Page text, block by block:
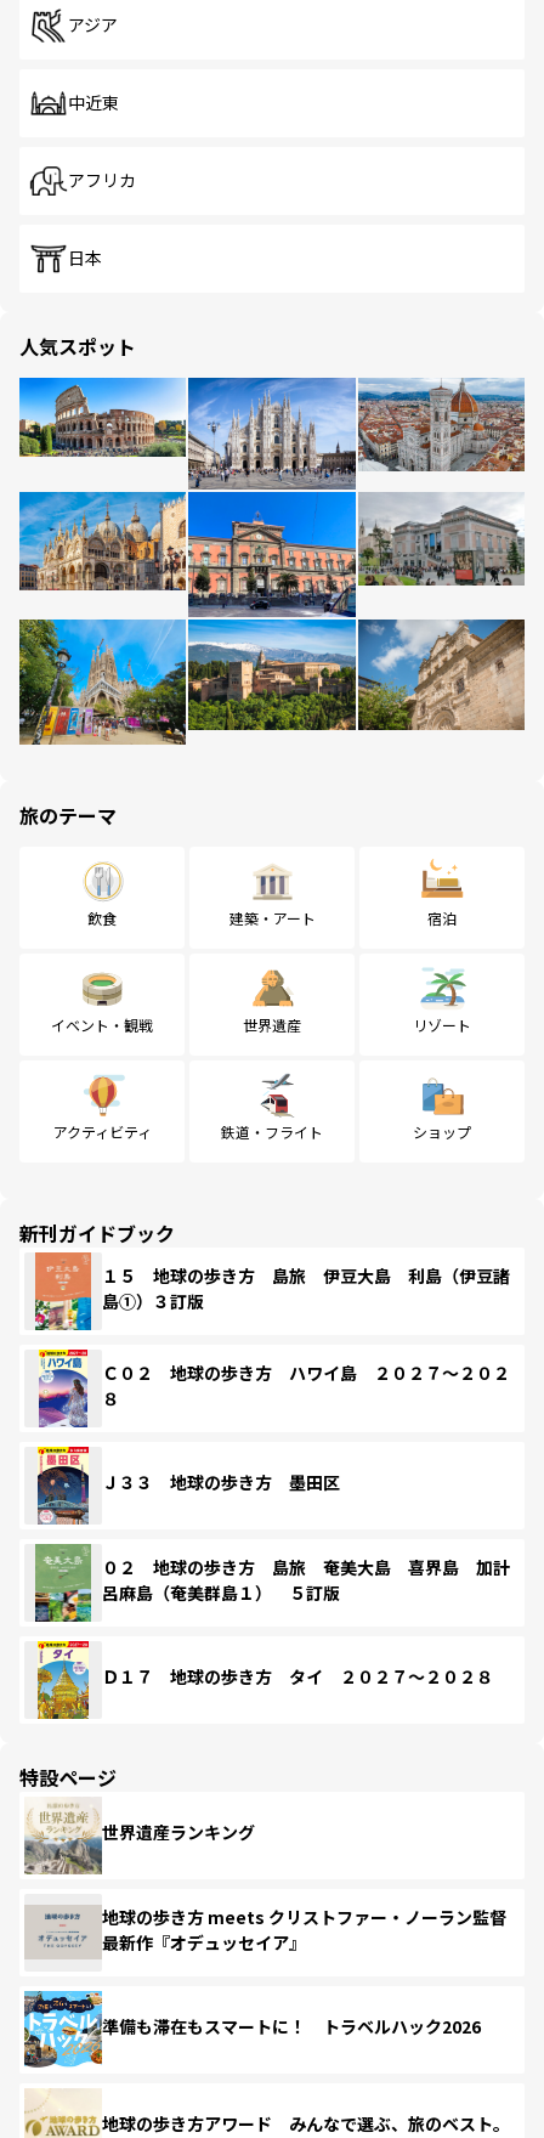
アジア
中近東
アフリカ
日本
人気スポット
旅のテーマ
飲食 建築・アート 宿泊
イベント・観戦 世界遺産 リゾート
アクティビティ 鉄道・フライト ショップ
新刊ガイドブック
１５ 地球の歩き方 島旅 伊豆大島 利島（伊豆諸
島①）３訂版
Ｃ０２ 地球の歩き方 ハワイ島 ２０２７～２０２
８
Ｊ３３ 地球の歩き方 墨田区
０２ 地球の歩き方 島旅 奄美大島 喜界島 加計
呂麻島（奄美群島１） ５訂版
Ｄ１７ 地球の歩き方 タイ ２０２７～２０２８
特設ページ
世界遺産ランキング
地球の歩き方 meets クリストファー・ノーラン監督
最新作『オデュッセイア』
準備も滞在もスマートに！ トラベルハック2026
地球の歩き方アワード みんなで選ぶ、旅のベスト。